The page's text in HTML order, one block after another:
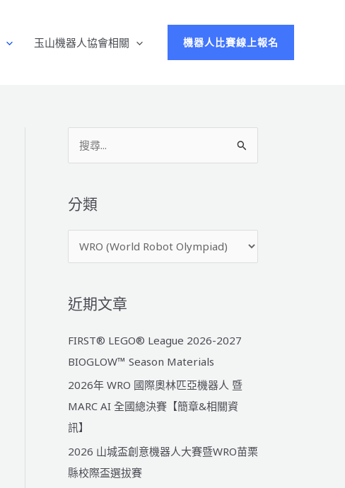
玉山機器人協會相關 機器人比賽線上報名
鍵
分類
類
近期文章
FIRST® LEGO® League 2026-2027
BIOGLOW™ Season Materials
2026年 WRO 國際奧林匹亞機器人 暨
MARC AI 全國總決賽【簡章&相關資
訊】
2026 山城盃創意機器人大賽暨WRO苗栗
縣校際盃選拔賽